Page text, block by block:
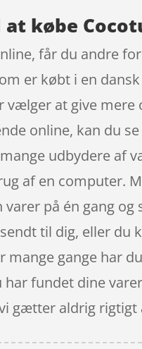
at købe
får du andre
er købt i en
vælger at give
online, kan du
udbydere af
af en computer.
på én gang
til dig, eller du
mange gange har
har fundet dine
gætter aldrig rigtigt